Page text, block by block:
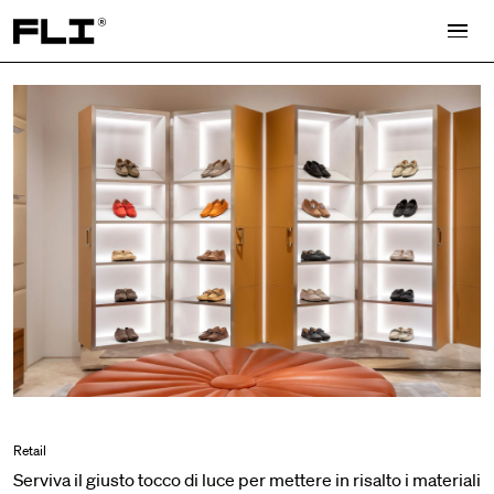
Search for:
Retail
Serviva il giusto tocco di luce per mettere in risalto i materiali